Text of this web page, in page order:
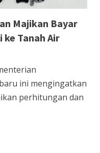
Majikan Bayar
ke Tanah Air
ini mengingatkan
perhitungan dan